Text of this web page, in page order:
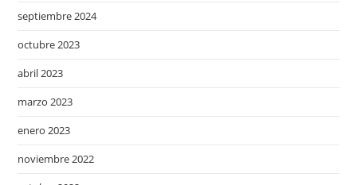
septiembre 2024
octubre 2023
abril 2023
marzo 2023
enero 2023
noviembre 2022